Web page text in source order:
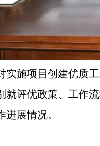
实施项目创建优质
就评优政策、工作
展情况。